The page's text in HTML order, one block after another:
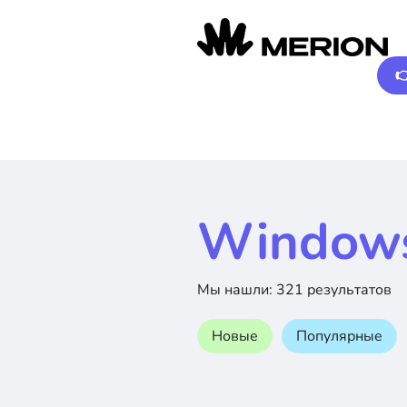
Мы нашли: 321 результатов
Новые Популярные